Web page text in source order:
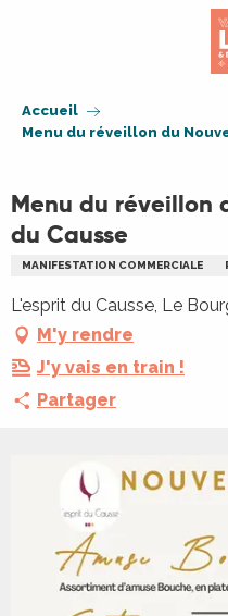
Accueil
Menu du réveillon du
Menu du réveillon
du Causse
MANIFESTATION COMMERCIALE
L'esprit du Causse, Le
M'y rendre
J'y vais en train !
Partager